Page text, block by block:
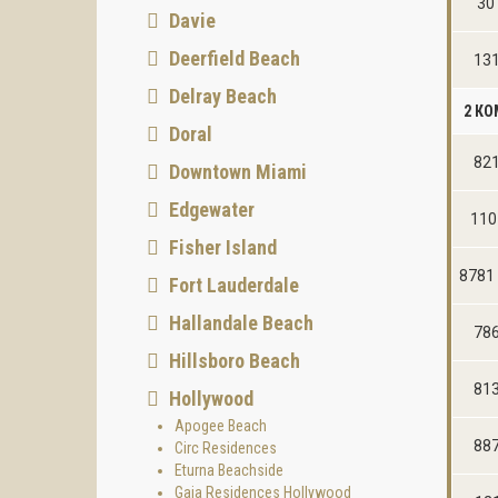
2
8781
Davie
Deerfield Beach
Delray Beach
Doral
Downtown Miami
Edgewater
Fisher Island
Fort Lauderdale
Hallandale Beach
Hillsboro Beach
Hollywood
Apogee Beach
Circ Residences
Eturna Beachside
Gaia Residences Hollywood